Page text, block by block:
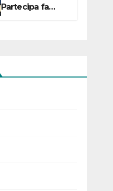
Partecipa fa
centro con due